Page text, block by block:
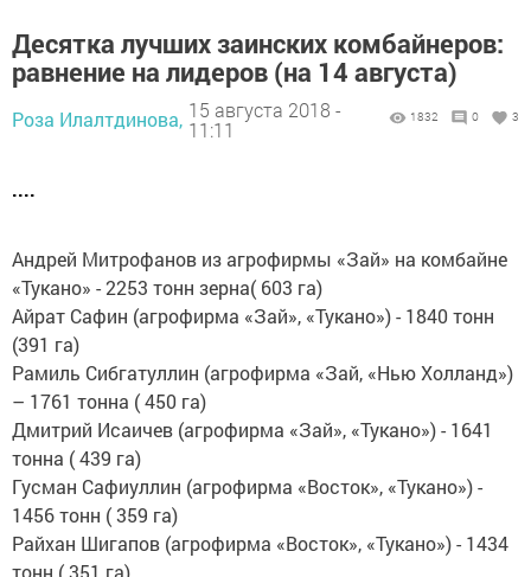
Десятка лучших заинских комбайнеров:
равнение на лидеров (на 14 августа)
Роза Илалтдинова, 15 августа 2018 -
11:11
1832 0 3
....
Андрей Митрофанов из агрофирмы «Зай» на комбайне
«Тукано» - 2253 тонн зерна( 603 га)
Айрат Сафин (агрофирма «Зай», «Тукано») - 1840 тонн
(391 га)
Рамиль Сибгатуллин (агрофирма «Зай, «Нью Холланд»)
– 1761 тонна ( 450 га)
Дмитрий Исаичев (агрофирма «Зай», «Тукано») - 1641
тонна ( 439 га)
Гусман Сафиуллин (агрофирма «Восток», «Тукано») -
1456 тонн ( 359 га)
Райхан Шигапов (агрофирма «Восток», «Тукано») - 1434
тонн ( 351 га)